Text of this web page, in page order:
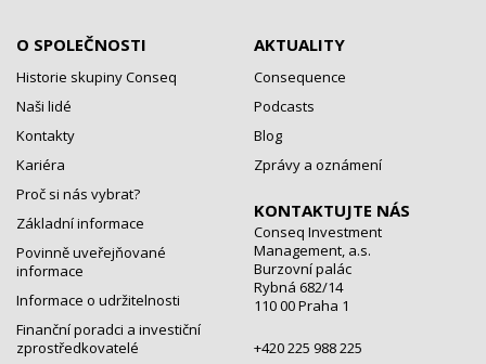
O SPOLEČNOSTI
Historie skupiny Conseq
Naši lidé
Kontakty
Kariéra
Proč si nás vybrat?
Základní informace
Povinně uveřejňované
informace
Informace o udržitelnosti
Finanční poradci a investiční
zprostředkovatelé
AKTUALITY
Consequence
Podcasts
Blog
Zprávy a oznámení
KONTAKTUJTE NÁS
Conseq Investment
Management, a.s.
Burzovní palác
Rybná 682/14
110 00 Praha 1
+420 225 988 225